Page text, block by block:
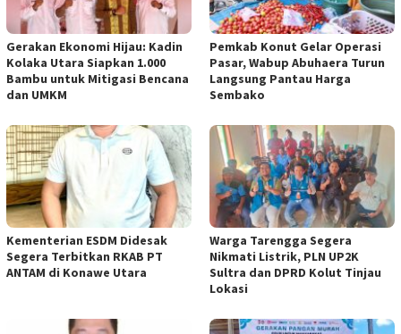
Gerakan Ekonomi Hijau: Kadin
Kolaka Utara Siapkan 1.000
Bambu untuk Mitigasi Bencana
dan UMKM
Pemkab Konut Gelar Operasi
Pasar, Wabup Abuhaera Turun
Langsung Pantau Harga
Sembako
Kementerian ESDM Didesak
Segera Terbitkan RKAB PT
ANTAM di Konawe Utara
Warga Tarengga Segera
Nikmati Listrik, PLN UP2K
Sultra dan DPRD Kolut Tinjau
Lokasi